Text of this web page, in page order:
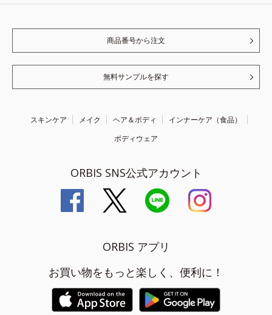
商品番号から注文
無料サンプルを探す
スキンケア メイク ヘア＆ボディ
インナーケア（食品）
ボディウェア
ORBIS SNS公式アカウント
ORBIS アプリ
お買い物をもっと楽しく、便利に！